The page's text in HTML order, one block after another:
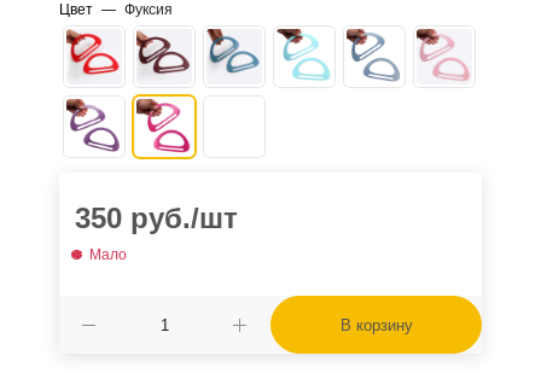
Цвет — Фуксия
350 руб./шт
Мало
В корзину